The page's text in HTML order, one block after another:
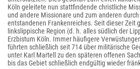
Köln geleitete nun stattfindende christliche
und andere Missionare und zum anderen
entstandenen Frankenreiches. Seit dieser Zeit
linkslippische Region (d. h. alles südlich der
Erzbistum Köln. Immer häufigere
führten schließlich seit 714 über militärische
unter Karl Martell zu den späteren offenen
bis das Gebiet schließlich endgültig wieder